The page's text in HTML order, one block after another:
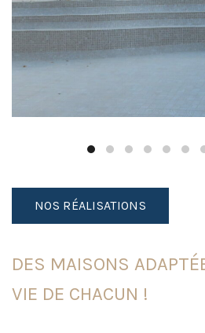
NOS RÉALISATIONS
DES MAISONS
VIE DE CHACUN !